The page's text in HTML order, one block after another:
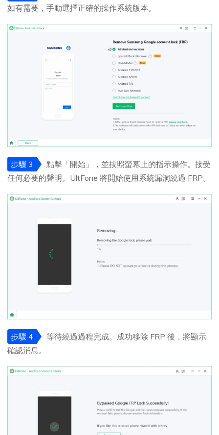
如有需要，手動選擇正確的操作系統版本。
步驟 3
點擊「開始」，並按照螢幕上的指示操作。接受
任何必要的聲明。UltFone 將開始使用系統漏洞繞過 FRP。
步驟 4
等待繞過過程完成。成功移除 FRP 後，將顯示
確認消息。